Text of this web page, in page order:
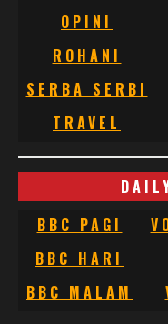
OPINI
ROHANI
SERBA SERBI
TRAVEL
BBC PAGI
BBC HARI
BBC MALAM